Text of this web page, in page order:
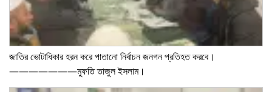
জাতির ভোটাধিকার হরন করে পাতানো নির্বাচন জনগন প্রতিহত করবে।
———————মুফতি তাজুল ইসলাম।